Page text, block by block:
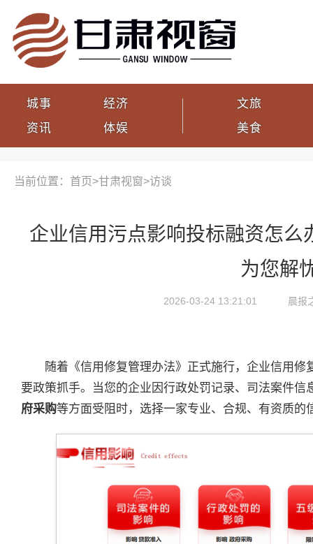
城事
资讯
经济
体娱
文旅
美食
当前位置：首页>甘肃视窗>访谈
企业信用污点影响投标融资怎么
为您解
2026-03-24 13:21:01 晨报
随着《信用修复管理办法》正式施行，企业信用
要政策抓手。当您的企业因行政处罚记录、司法案件信
府采购等方面受阻时，选择一家专业、合规、有资质的